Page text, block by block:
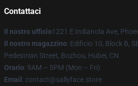
Contattaci
Il nostro ufficio1221 E Indianola Ave,
Il nostro magazzino: Edificio 10, Block B,
Pedestrian Street, Bozhou, Hubei, CN
Orario: 9AM – 5PM (Mon – Fri)
Email : contact@sallyface.store